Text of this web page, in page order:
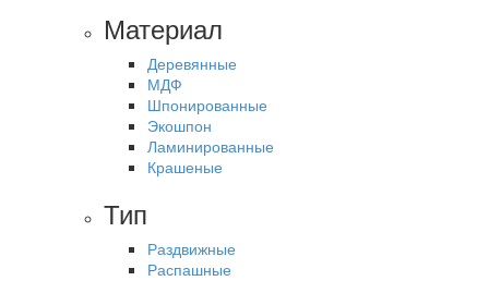
Материал
Деревянные
МДФ
Шпонированные
Экошпон
Ламинированные
Крашеные
Тип
Раздвижные
Распашные